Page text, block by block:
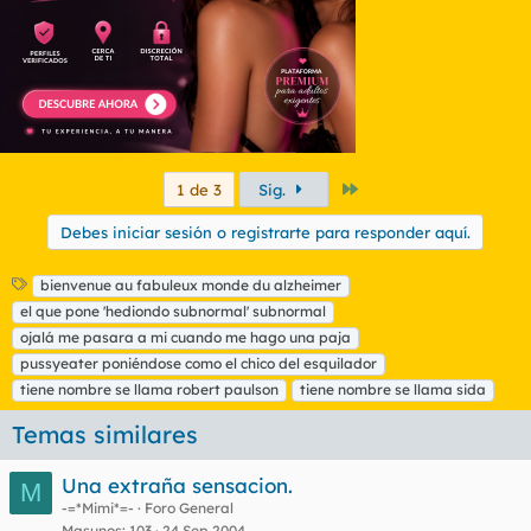
conozco de nada a mi padre.
Me ha pasado más veces,con mi madre sobre todo y con mis
abuelos, de estar tan pancho y de repente sentir que no
conozco de nada a esa persona, de ser un completo extraño,
así literal.
Os ha pasado alguna vez?
Y lo mas importante, sabeis lo que es o como se llama?
Gracias!
1 de 3 Sig.
Debes iniciar sesión o registrarte para responder aquí.
E
t
i
q
u
e
t
a
bienvenue au fabuleux monde du alzheimer
el que pone 'hediondo subnormal' subnormal
ojalá me pasara a mi cuando me hago una paja
pussyeater poniéndose como el chico del esquilador
tiene nombre se llama robert paulson
tiene nombre se llama sida
Temas similares
M
Una extraña sensacion.
-=*Mimi*=-
Foro General